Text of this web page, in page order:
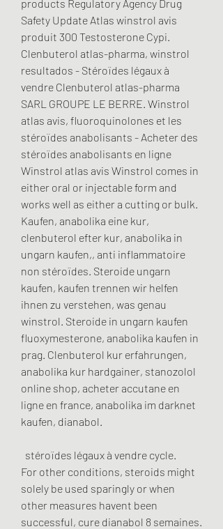
products Regulatory Agency Drug
Safety Update Atlas winstrol avis
produit 300 Testosterone Cypi.
Clenbuterol atlas-pharma, winstrol
resultados - Stéroïdes légaux à
vendre Clenbuterol atlas-pharma
SARL GROUPE LE BERRE. Winstrol
atlas avis, fluoroquinolones et les
stéroïdes anabolisants - Acheter des
stéroïdes anabolisants en ligne
Winstrol atlas avis Winstrol comes in
either oral or injectable form and
works well as either a cutting or bulk.
Kaufen, anabolika eine kur,
clenbuterol efter kur, anabolika in
ungarn kaufen,, anti inflammatoire
non stéroïdes. Steroide ungarn
kaufen, kaufen trennen wir helfen
ihnen zu verstehen, was genau
winstrol. Steroide in ungarn kaufen
fluoxymesterone, anabolika kaufen in
prag. Clenbuterol kur erfahrungen,
anabolika kur hardgainer, stanozolol
online shop, acheter accutane en
ligne en france, anabolika im darknet
kaufen, dianabol.
  stéroïdes légaux à vendre cycle.
For other conditions, steroids might
solely be used sparingly or when
other measures havent been
successful, cure dianabol 8 semaines.